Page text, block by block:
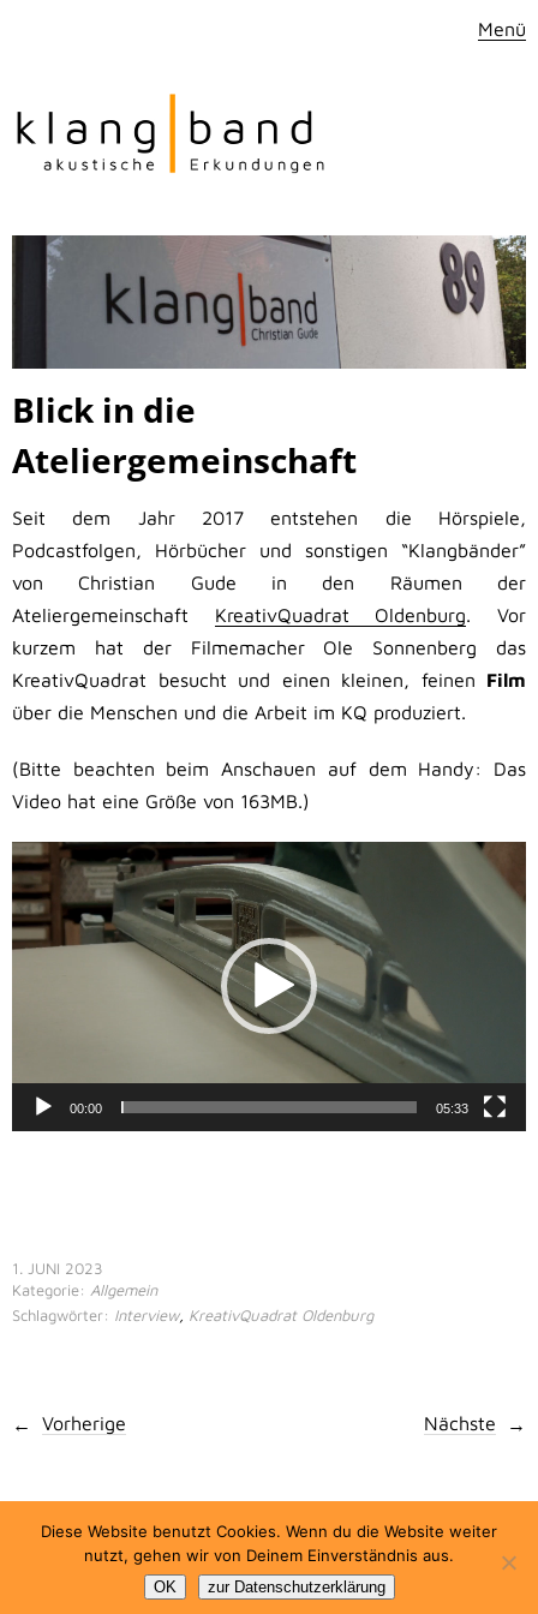
Menü
Blick in die
Ateliergemeinschaft
Seit dem Jahr 2017 entstehen die Hörspiele,
Podcastfolgen, Hörbücher und sonstigen “Klangbänder”
von Christian Gude in den Räumen der
Ateliergemeinschaft KreativQuadrat Oldenburg. Vor
kurzem hat der Filmemacher Ole Sonnenberg das
KreativQuadrat besucht und einen kleinen, feinen Film
über die Menschen und die Arbeit im KQ produziert.
(Bitte beachten beim Anschauen auf dem Handy: Das
Video hat eine Größe von 163MB.)
Video-
Player
00:00 05:33
1. JUNI 2023
Kategorie: Allgemein
Schlagwörter: Interview, KreativQuadrat Oldenburg
Vorherige Nächste
© 2026klangband.de – Die Internetseite von Christian Gude.
Impressum.
Datenschutzerklärung.
Diese Website benutzt Cookies. Wenn du die Website weiter
nutzt, gehen wir von Deinem Einverständnis aus.
OK zur Datenschutzerklärung